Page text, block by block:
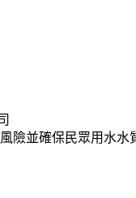
險並確保民眾用水